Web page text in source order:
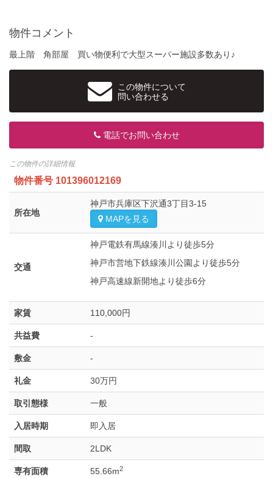
物件コメント
最上階 角部屋 買い物便利で大型スーパー施設多数あり♪
この物件について
問い合わせる
電話でお問い合わせ
この物件の詳細情報
物件番号 101396012169
所在地
神戸市兵庫区下沢通3丁目3-15
MAPを見る
交通
神戸電鉄有馬線湊川より徒歩5分
神戸市営地下鉄線湊川公園より徒歩5分
神戸高速線新開地より徒歩6分
家賃 110,000円
共益費 -
敷金 -
礼金 30万円
取引態様 一般
入居時期 即入居
間取 2LDK
専有面積 55.66m2